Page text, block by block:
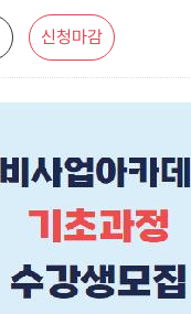
신청마감